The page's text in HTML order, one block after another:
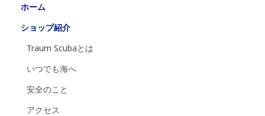
ホーム
ショップ紹介
Traum Scubaとは
いつでも海へ
安全のこと
アクセス